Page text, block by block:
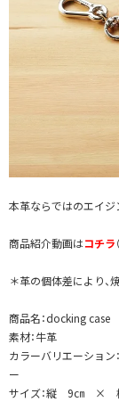
本革ならではのエイジ
商品紹介動画はコチラ
＊革の個体差により、
商品名：docking case
素材：牛革
カラーバリエーショ
ー
サイズ：縦 9㎝ ×